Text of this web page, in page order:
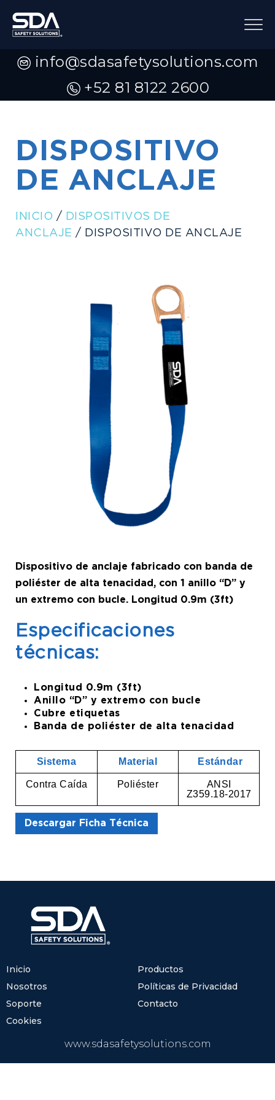
info@sdasafetysolutions.com
+52 81 8122 2600
DISPOSITIVO
DE ANCLAJE
INICIO /
DISPOSITIVOS DE
ANCLAJE / DISPOSITIVO DE ANCLAJE
Dispositivo de anclaje fabricado con banda de
poliéster de alta tenacidad, con 1 anillo “D” y
un extremo con bucle. Longitud 0.9m (3ft)
Especificaciones
técnicas:
Longitud 0.9m (3ft)
Anillo “D” y extremo con bucle
Cubre etiquetas
Banda de poliéster de alta tenacidad
Sistema Material Estándar
Contra Caída Poliéster
ANSI
Z359.18-2017
Descargar Ficha Técnica
Inicio
Productos
Nosotros
Políticas de Privacidad
Soporte
Contacto
Cookies
www.sdasafetysolutions.com